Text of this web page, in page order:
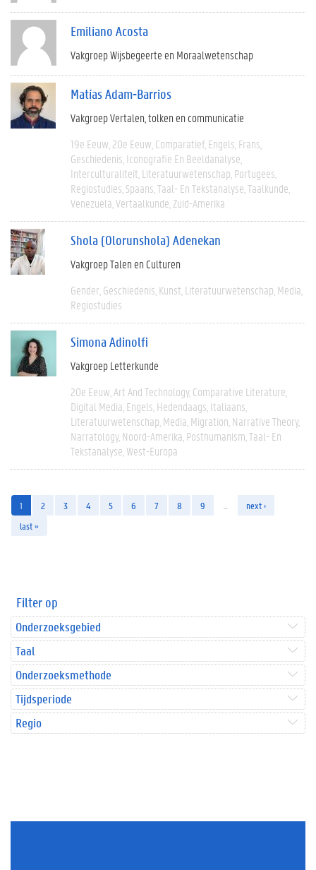
Emiliano Acosta
Vakgroep Wijsbegeerte en Moraalwetenschap
Matías Adam-Barrios
Vakgroep Vertalen, tolken en communicatie
19e Eeuw 20e Eeuw Comparatief Engels Frans
Geschiedenis Iconografie En Beeldanalyse
Interculturaliteit Literatuurwetenschap Portugees
Regiostudies Spaans Taal- En Tekstanalyse Taalkunde
Venezuela Vertaalkunde Zuid-Amerika
Shola (Olorunshola) Adenekan
Vakgroep Talen en Culturen
Gender Geschiedenis Kunst Literatuurwetenschap Media
Regiostudies
Simona Adinolfi
Vakgroep Letterkunde
20e Eeuw Art And Technology Comparative Literature
Digital Media Engels Hedendaags Italiaans
Literatuurwetenschap Media Migration Narrative Theory
Narratology Noord-Amerika Posthumanism Taal- En
Tekstanalyse West-Europa
1 2 3 4 5 6 7 8 9
next ›
last »
Filter op
Onderzoeksgebied
Taal
Onderzoeksmethode
Tijdsperiode
Regio